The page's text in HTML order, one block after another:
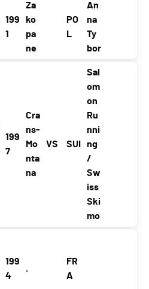
199
1
Za
ko
pa
ne
PO
L
An
na
Ty
bor
199
7
Cra
ns-
Mo
nta
na
VS SUI
Sal
om
on
Ru
nni
ng
/
Sw
iss
Ski
mo
199
4
.
FR
A